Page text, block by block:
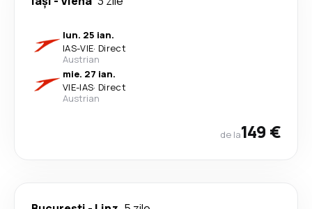
lun. 25 ian.
IAS-VIE· Direct
Austrian
mie. 27 ian.
VIE-IAS· Direct
Austrian
de la149 €